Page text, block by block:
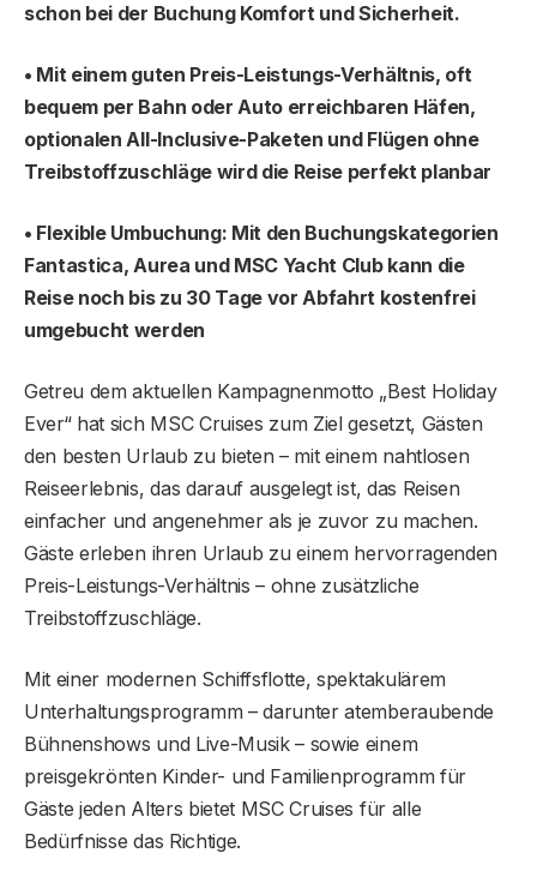
schon bei der Buchung Komfort und Sicherheit.
• Mit einem guten Preis-Leistungs-Verhältnis, oft
bequem per Bahn oder Auto erreichbaren Häfen,
optionalen All-Inclusive-Paketen und Flügen ohne
Treibstoffzuschläge wird die Reise perfekt planbar
• Flexible Umbuchung: Mit den Buchungskategorien
Fantastica, Aurea und MSC Yacht Club kann die
Reise noch bis zu 30 Tage vor Abfahrt kostenfrei
umgebucht werden
Getreu dem aktuellen Kampagnenmotto „Best Holiday
Ever“ hat sich MSC Cruises zum Ziel gesetzt, Gästen
den besten Urlaub zu bieten – mit einem nahtlosen
Reiseerlebnis, das darauf ausgelegt ist, das Reisen
einfacher und angenehmer als je zuvor zu machen.
Gäste erleben ihren Urlaub zu einem hervorragenden
Preis-Leistungs-Verhältnis – ohne zusätzliche
Treibstoffzuschläge.
Mit einer modernen Schiffsflotte, spektakulärem
Unterhaltungsprogramm – darunter atemberaubende
Bühnenshows und Live-Musik – sowie einem
preisgekrönten Kinder- und Familienprogramm für
Gäste jeden Alters bietet MSC Cruises für alle
Bedürfnisse das Richtige.